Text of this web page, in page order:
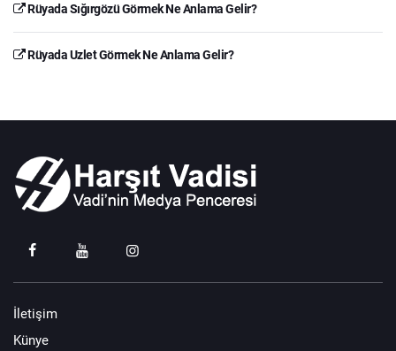
Rüyada Sığırgözü Görmek Ne Anlama Gelir?
Rüyada Uzlet Görmek Ne Anlama Gelir?
İletişim
Künye